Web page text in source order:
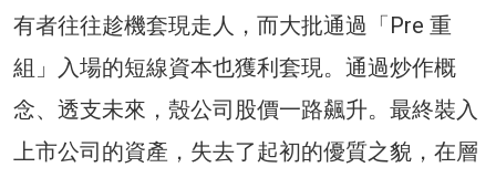
有者往往趁機套現走人，而大批通過「Pre 重
組」入場的短線資本也獲利套現。通過炒作概
念、透支未來，殼公司股價一路飆升。最終裝入
上市公司的資產，失去了起初的優質之貌，在層